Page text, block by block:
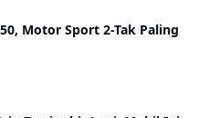
Motor Sport 2-Tak Paling